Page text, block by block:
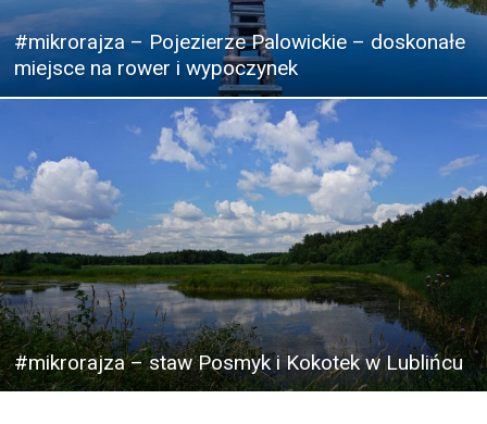
#mikrorajza – Pojezierze Palowickie – doskonałe
miejsce na rower i wypoczynek
#mikrorajza – staw Posmyk i Kokotek w Lublińcu